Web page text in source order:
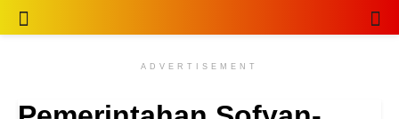
ADVERTISEMENT